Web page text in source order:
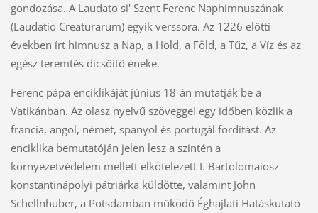
gondozása. A Laudato si' Szent Ferenc Naphimnuszának
(Laudatio Creaturarum) egyik verssora. Az 1226 előtti
években írt himnusz a Nap, a Hold, a Föld, a Tűz, a Víz és az
egész teremtés dicsőítő éneke.
Ferenc pápa enciklikáját június 18-án mutatják be a
Vatikánban. Az olasz nyelvű szöveggel egy időben közlik a
francia, angol, német, spanyol és portugál fordítást. Az
enciklika bemutatóján jelen lesz a szintén a
környezetvédelem mellett elkötelezett I. Bartolomaiosz
konstantinápolyi pátriárka küldötte, valamint John
Schellnhuber, a Potsdamban működő Éghajlati Hatáskutató